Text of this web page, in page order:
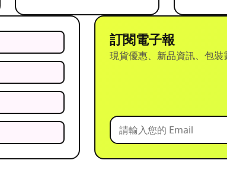
訂閱電子報
現貨優惠、新品資訊、包裝